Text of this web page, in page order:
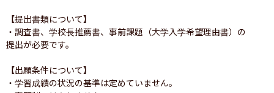
【提出書類について】
・調査書、学校長推薦書、事前課題（大学入学希望理由書）の
提出が必要です。
【出願条件について】
・学習成績の状況の基準は定めていません。